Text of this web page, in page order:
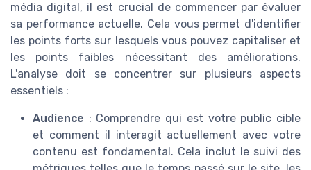
média digital, il est crucial de commencer par évaluer
sa performance actuelle. Cela vous permet d'identifier
les points forts sur lesquels vous pouvez capitaliser et
les points faibles nécessitant des améliorations.
L'analyse doit se concentrer sur plusieurs aspects
essentiels :
Audience : Comprendre qui est votre public cible
et comment il interagit actuellement avec votre
contenu est fondamental. Cela inclut le suivi des